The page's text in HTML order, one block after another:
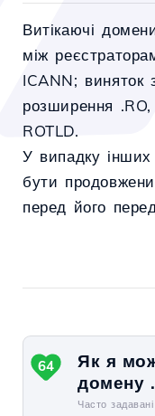
Витікаючі
між
ICANN; виняток
розширення
ROTLD.
У випадку
бути
перед його
Як я
домену
Часто
64